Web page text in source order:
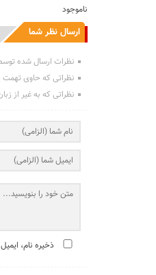
ناموجود
ارسال نظر شما
نظرات ارسال شده
نظراتی که حاوی تهمت
نظراتی که به غیر از
ذخیره نام،